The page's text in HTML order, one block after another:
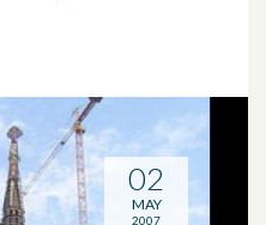
02
MAY
2007